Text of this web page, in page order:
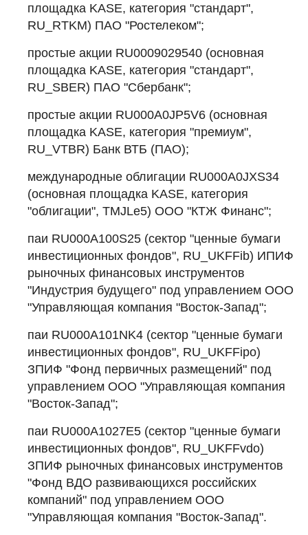
площадка KASE, категория "стандарт",
RU_RTKM) ПАО "Ростелеком";
простые акции RU0009029540 (основная
площадка KASE, категория "стандарт",
RU_SBER) ПАО "Сбербанк";
простые акции RU000A0JP5V6 (основная
площадка KASE, категория "премиум",
RU_VTBR) Банк ВТБ (ПАО);
международные облигации RU000A0JXS34
(основная площадка KASE, категория
"облигации", TMJLe5) ООО "КТЖ Финанс";
паи RU000A100S25 (сектор "ценные бумаги
инвестиционных фондов", RU_UKFFib) ИПИФ
рыночных финансовых инструментов
"Индустрия будущего" под управлением ООО
"Управляющая компания "Восток-Запад";
паи RU000A101NK4 (сектор "ценные бумаги
инвестиционных фондов", RU_UKFFipo)
ЗПИФ "Фонд первичных размещений" под
управлением ООО "Управляющая компания
"Восток-Запад";
паи RU000A1027E5 (сектор "ценные бумаги
инвестиционных фондов", RU_UKFFvdo)
ЗПИФ рыночных финансовых инструментов
"Фонд ВДО развивающихся российских
компаний" под управлением ООО
"Управляющая компания "Восток-Запад".